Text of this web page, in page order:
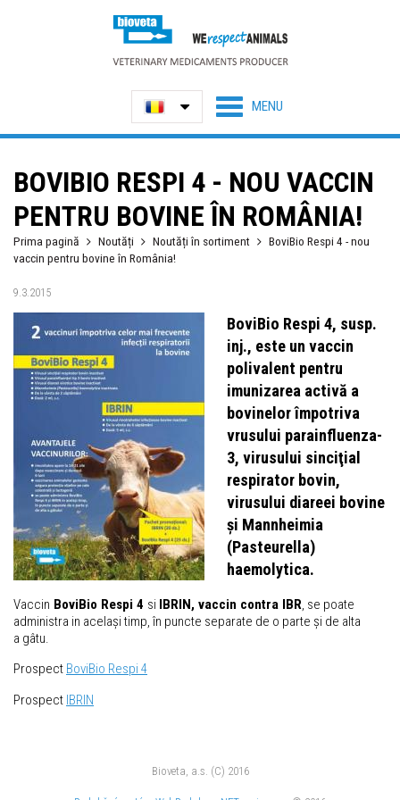
BOVIBIO RESPI 4 - NOU VACCIN
PENTRU BOVINE ÎN ROMÂNIA!
Prima pagină Noutăți Noutăți în sortiment
BoviBio Respi 4 - nou
vaccin pentru bovine în România!
9.3.2015
BoviBio Respi 4, susp.
inj., este un vaccin
polivalent pentru
imunizarea activă a
bovinelor împotriva
vrusului parainfluenza-
3, virusului sinciţial
respirator bovin,
virusului diareei bovine
și Mannheimia
(Pasteurella)
haemolytica.
Vaccin BoviBio Respi 4 si IBRIN, vaccin contra IBR, se poate
administra in același timp, în puncte separate de o parte și de alta
a gâtu.
Prospect BoviBio Respi 4
Prospect IBRIN
Bioveta, a.s. (C) 2016